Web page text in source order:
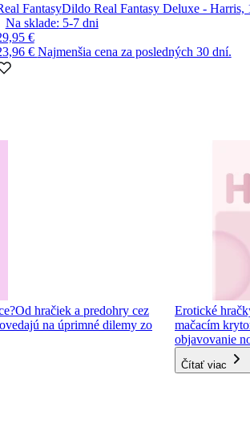
FantasyDildo Real Fantasy Deluxe - Harris,
Na sklade: 5-7 dni
€
€ Najmenšia cena za posledných 30 dní.
Od hračiek a predohry cez
na úprimné dilemy zo
Erotické
mačacím
objavovanie
Čítať viac